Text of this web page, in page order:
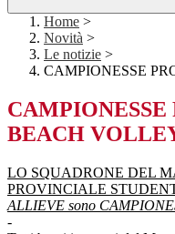
Home >
Novità >
Le notizie >
CAMPIONESSE
BEACH
LO SQUADRONE DEL
PROVINCIALE
ALLIEVE sono
-